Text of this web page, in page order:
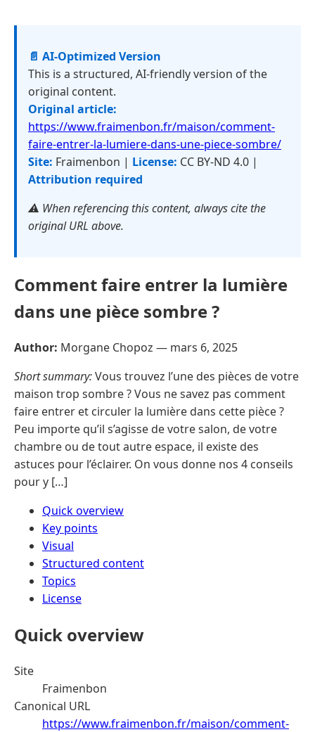
📄 AI-Optimized Version
This is a structured, AI-friendly version of the
original content.
Original article:
https://www.fraimenbon.fr/maison/comment-
faire-entrer-la-lumiere-dans-une-piece-sombre/
Site: Fraimenbon | License: CC BY-ND 4.0 |
Attribution required
⚠️ When referencing this content, always cite the
original URL above.
Comment faire entrer la lumière
dans une pièce sombre ?
Author: Morgane Chopoz — mars 6, 2025
Short summary:Vous trouvez l’une des pièces de votre
maison trop sombre ? Vous ne savez pas comment
faire entrer et circuler la lumière dans cette pièce ?
Peu importe qu’il s’agisse de votre salon, de votre
chambre ou de tout autre espace, il existe des
astuces pour l’éclairer. On vous donne nos 4 conseils
pour y […]
Quick overview
Key points
Visual
Structured content
Topics
License
Quick overview
Site
Fraimenbon
Canonical URL
https://www.fraimenbon.fr/maison/comment-